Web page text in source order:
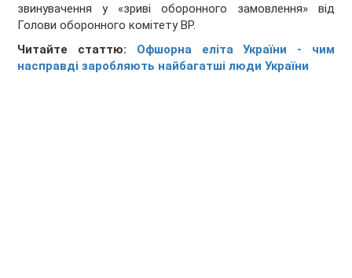
звинувачення у «зриві оборонного замовлення» від
Голови оборонного комітету ВР.
Читайте статтю: Офшорна еліта України - чим
насправді заробляють найбагатші люди України